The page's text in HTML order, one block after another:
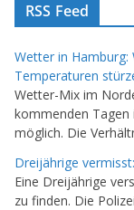
RSS Feed
Wetter in Hamburg:
Temperaturen
Wetter-Mix im
kommenden Tagen
möglich. Die
Dreijährige
Eine Dreijährige
zu finden. Die